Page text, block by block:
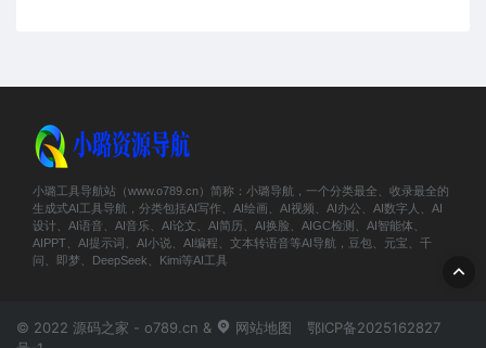
小璐工具导航站（www.o789.cn）简称：小璐导航，一个分类最全、收录最全的
生成式AI工具导航，分类包括AI写作、AI绘画、AI视频、AI办公、AI数字人、AI
设计、AI语音、AI音乐、AI论文、AI简历、AI换脸、AIGC检测、AI智能体、
AIPPT、AI提示词、AI小说、AI编程、文本转语音等AI导航，豆包、元宝、千
问、即梦、DeepSeek、Kimi等AI工具
© 2022 源码之家 - o789.cn & 网站地图
鄂ICP备2025162827